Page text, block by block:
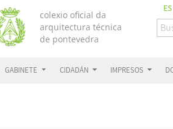
ES
GABINETE CIDADÁN IMPRESOS